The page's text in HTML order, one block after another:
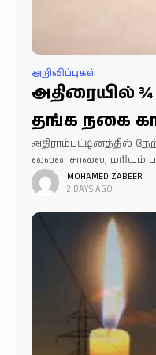
அறிவிப்புகள்
அதிரையில்
தங்க நகை
அதிராம்பட்டினத்தில்
லைன் சாலை, மரியம்
தெரு ஆகிய பகுதிகள்
¾ பவுன் தங்க நகை
வழியில் ஏதேனும்
கண்டெடுத்தவர்கள்
MOHAMED ZABEER
2 DAYS AGO